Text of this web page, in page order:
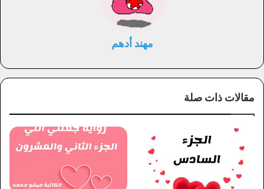
مهند أدهم
مقالات ذات صلة